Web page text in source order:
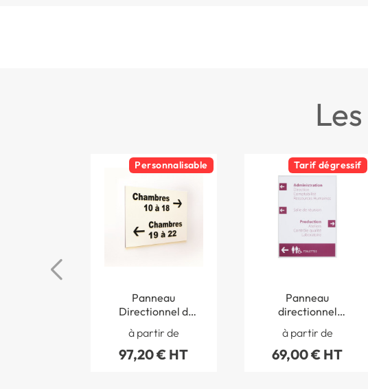
Personnalisable
Panneau
Directionnel d
´Hôtel en Relief - 2
directions - H 200 x
L 300 mm
à partir de
97,20 € HT
Tarif dégressif
Panneau
directionnel
modulable - Slide
à partir de
69,00 € HT